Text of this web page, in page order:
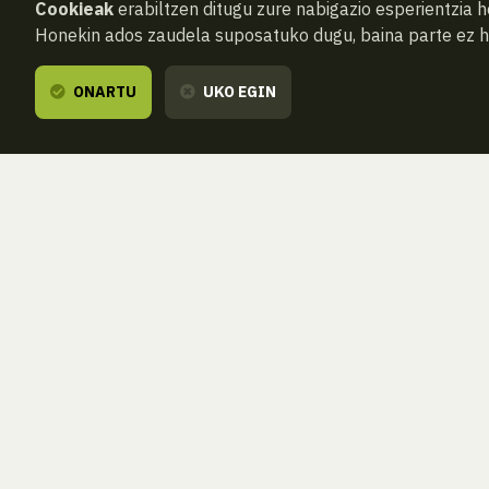
Cookieak erabiltzen ditugu zure nabigazio esperientzia
Honekin ados zaudela suposatuko dugu, baina parte ez
ONARTU UKO EGIN